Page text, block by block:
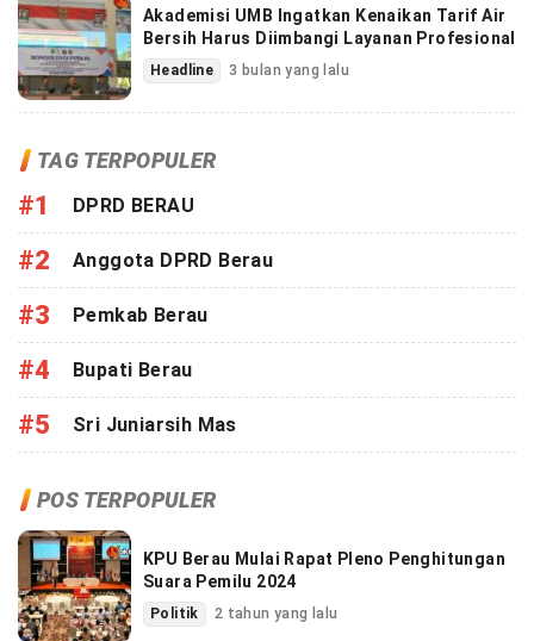
Akademisi UMB Ingatkan Kenaikan Tarif Air
Bersih Harus Diimbangi Layanan Profesional
Headline 3 bulan yang lalu
TAG TERPOPULER
#1 DPRD BERAU
#2 Anggota DPRD Berau
#3 Pemkab Berau
#4 Bupati Berau
#5 Sri Juniarsih Mas
POS TERPOPULER
KPU Berau Mulai Rapat Pleno Penghitungan
Suara Pemilu 2024
Politik 2 tahun yang lalu